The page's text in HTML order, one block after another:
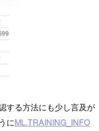
する方法にも少し言及が
にML.TRAINING_INFO